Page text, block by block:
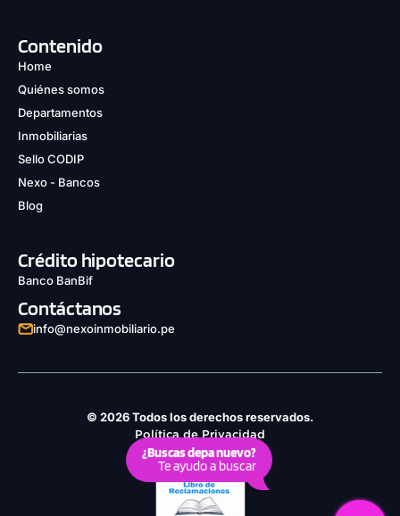
Contenido
Home
Quiénes somos
Departamentos
Inmobiliarias
Sello CODIP
Nexo - Bancos
Blog
Crédito hipotecario
Banco BanBif
Contáctanos
info@nexoinmobiliario.pe
© 2026 Todos los derechos reservados.
Política de Privacidad
Derechos ARCO
Política de Cookies
¿Buscas depa nuevo?
Te ayudo a buscar